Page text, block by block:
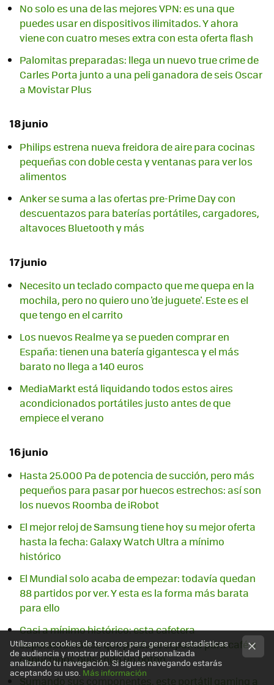
No solo es una de las mejores VPN: es una que
puedes usar en dispositivos ilimitados. Y ahora
viene con cuatro meses extra con esta oferta flash
Palomitas preparadas: llega un nuevo true crime de
Carles Porta junto a una peli ganadora de seis Oscar
a Movistar Plus
18 junio
Philips estrena nueva freidora de aire para cocinas
pequeñas con doble cesta y ventanas para ver los
alimentos
Anker se suma a las ofertas pre-Prime Day con
descuentazos para baterías portátiles, cargadores,
altavoces Bluetooth y más
17 junio
Necesito un teclado compacto que me quepa en la
mochila, pero no quiero uno 'de juguete'. Este es el
que tengo en el carrito
Los nuevos Realme ya se pueden comprar en
España: tienen una batería gigantesca y el más
barato no llega a 140 euros
MediaMarkt está liquidando todos estos aires
acondicionados portátiles justo antes de que
empiece el verano
16 junio
Hasta 25.000 Pa de potencia de succión, pero más
pequeños para pasar por huecos estrechos: así son
los nuevos Roomba de iRobot
El mejor reloj de Samsung tiene hoy su mejor oferta
hasta la fecha: Galaxy Watch Ultra a mínimo
histórico
El Mundial solo acaba de empezar: todavía quedan
88 partidos por ver. Y esta es la forma más barata
para ello
Casi a mínimo histórico: esta cafetera
superautomática que produce espuma para café o
capuchinos pulsando un botón
Sumando sus componentes, este portátil gaming a
Utilizamos cookies de terceros para generar estadísticas
de audiencia y mostrar publicidad personalizada
analizando tu navegación. Si sigues navegando estarás
aceptando su uso. Más información